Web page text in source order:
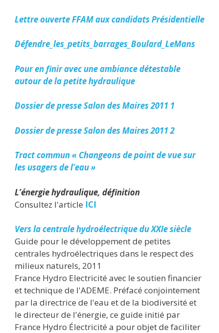
Lettre ouverte FFAM aux candidats Présidentielle
Défendre_les_petits_barrages_Boulard_LeMans
Pour en finir avec une ambiance détestable
autour de la petite hydraulique
Dossier de presse Salon des Maires 2011 1
Dossier de presse Salon des Maires 2011 2
Tract commun « Changeons de point de vue sur
les usagers de l’eau »
L’énergie hydraulique, définition
Consultez l'article ICI
Vers la centrale hydroélectrique du XXIe siècle
Guide pour le développement de petites
centrales hydroélectriques dans le respect des
milieux naturels, 2011
France Hydro Electricité avec le soutien financier
et technique de l'ADEME. Préfacé conjointement
par la directrice de l'eau et de la biodiversité et
le directeur de l'énergie, ce guide initié par
France Hydro Électricité a pour objet de faciliter